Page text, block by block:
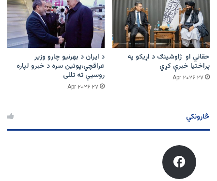
حقاني او ژاوشینګ د اړیکو په
پراختیا خبرې کړي
۲۷ Apr ۲۰۲۶
د ایران د بهرنیو چارو وزیر
عراقچي،پوتین سره د خبرو لپاره
روسیې ته تللی
۲۷ Apr ۲۰۲۶
څارونکي